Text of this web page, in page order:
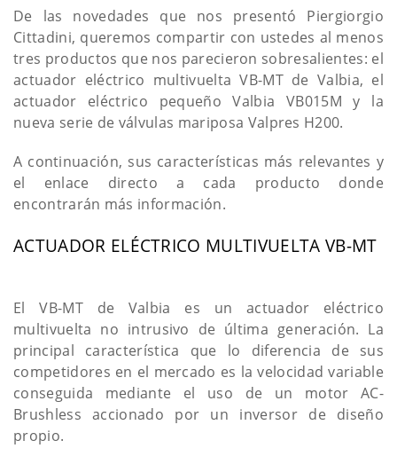
De las novedades que nos presentó Piergiorgio
Cittadini, queremos compartir con ustedes al menos
tres productos que nos parecieron sobresalientes: el
actuador eléctrico multivuelta VB-MT de Valbia, el
actuador eléctrico pequeño Valbia VB015M y la
nueva serie de válvulas mariposa Valpres H200.
A continuación, sus características más relevantes y
el enlace directo a cada producto donde
encontrarán más información.
ACTUADOR ELÉCTRICO MULTIVUELTA VB-MT
El VB-MT de Valbia es un actuador eléctrico
multivuelta no intrusivo de última generación. La
principal característica que lo diferencia de sus
competidores en el mercado es la velocidad variable
conseguida mediante el uso de un motor AC-
Brushless accionado por un inversor de diseño
propio.